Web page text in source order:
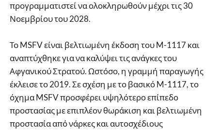
προγραμματιστεί να ολοκληρωθούν μέχρι τις 30
Νοεμβρίου του 2028.
Το MSFV είναι βελτιωμένη έκδοση του M-1117 και
αναπτύχθηκε για να καλύψει τις ανάγκες του
Αφγανικού Στρατού. Ωστόσο, η γραμμή παραγωγής
έκλεισε το 2019. Σε σχέση με το βασικό M-1117, το
όχημα MSFV προσφέρει υψηλότερο επίπεδο
προστασίας με επιπλέον θωράκιση και βελτιωμένη
προστασία από νάρκες και αυτοσχέδιους